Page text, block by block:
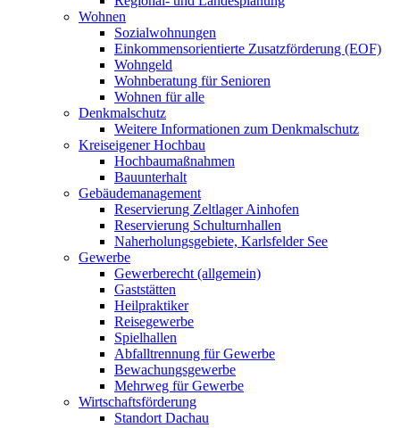
Wohnen
Sozialwohnungen
Einkommensorientierte Zusatzförderung (EOF)
Wohngeld
Wohnberatung für Senioren
Wohnen für alle
Denkmalschutz
Weitere Informationen zum Denkmalschutz
Kreiseigener Hochbau
Hochbaumaßnahmen
Bauunterhalt
Gebäudemanagement
Reservierung Zeltlager Ainhofen
Reservierung Schulturnhallen
Naherholungsgebiete, Karlsfelder See
Gewerbe
Gewerberecht (allgemein)
Gaststätten
Heilpraktiker
Reisegewerbe
Spielhallen
Abfalltrennung für Gewerbe
Bewachungsgewerbe
Mehrweg für Gewerbe
Wirtschaftsförderung
Standort Dachau